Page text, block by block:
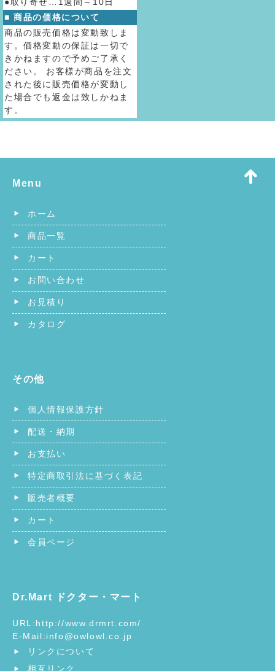
■ 商品の価格について
商品の販売価格は変動致しま
す。価格変動の保証は一切で
きかねますので予めご了承く
ださい。 お客様が商品を注文
された後に販売価格が変動し
た場合でも返金は致しかねま
す。
Menu
ホーム
商品一覧
カート
お問い合わせ
お見積り
カタログ
その他
個人情報保護方針
配送・納期
お支払い
特定商取引法に基づく表記
販売者概要
カート
会員ページ
Dr.Mart ドクター・マート
URL:http://www.drmrt.com/
E-Mail:info@owlowl.co.jp
リンクについて
相互リンク